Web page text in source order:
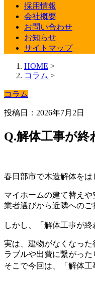
採用情報
会社概要
お問い合わせ
お知らせ
サイトマップ
HOME >
コラム >
コラム
投稿日：2026年7月2日
Q.解体工事が
春日部市で木造解体をは
マイホームの建て替え
業者選びから近隣への
しかし、「解体工事が
実は、建物がなくなっ
ラブルや出費に繋がった
そこで今回は、「解体